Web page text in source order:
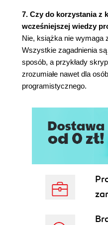
Serwer SAMBA (143)
Podstawowa
Mapowanie
systemie
Rozbudowana
Serwer FTP (150)
Rozdział 12. Skrypty
Pobieranie danych
Pętle (159)
Podsumowanie (162)
Dodatek A Procedura
użytkownika root (163)
Skorowidz (166)
7. Czy do korzystania z
wcześniejszej wiedzy
Nie, książka nie wymaga
Wszystkie zagadnienia
sposób, a przykłady
zrozumiałe nawet dla
programistycznego.